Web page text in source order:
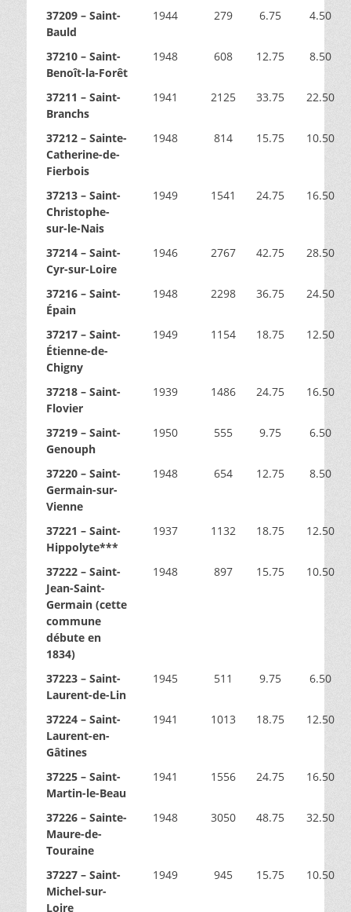
37209 – Saint-
Bauld
1944 279 6.75 4.50
37210 – Saint-
Benoît-la-Forêt
1948 608 12.75 8.50
37211 – Saint-
Branchs
1941 2125 33.75 22.50
37212 – Sainte-
Catherine-de-
Fierbois
1948 814 15.75 10.50
37213 – Saint-
Christophe-
sur-le-Nais
1949 1541 24.75 16.50
37214 – Saint-
Cyr-sur-Loire
1946 2767 42.75 28.50
37216 – Saint-
Épain
1948 2298 36.75 24.50
37217 – Saint-
Étienne-de-
Chigny
1949 1154 18.75 12.50
37218 – Saint-
Flovier
1939 1486 24.75 16.50
37219 – Saint-
Genouph
1950 555 9.75 6.50
37220 – Saint-
Germain-sur-
Vienne
1948 654 12.75 8.50
37221 – Saint-
Hippolyte***
1937 1132 18.75 12.50
37222 – Saint-
Jean-Saint-
Germain (cette
commune
débute en
1834)
1948 897 15.75 10.50
37223 – Saint-
Laurent-de-Lin
1945 511 9.75 6.50
37224 – Saint-
Laurent-en-
Gâtines
1941 1013 18.75 12.50
37225 – Saint-
Martin-le-Beau
1941 1556 24.75 16.50
37226 – Sainte-
Maure-de-
Touraine
1948 3050 48.75 32.50
37227 – Saint-
Michel-sur-
Loire
1949 945 15.75 10.50